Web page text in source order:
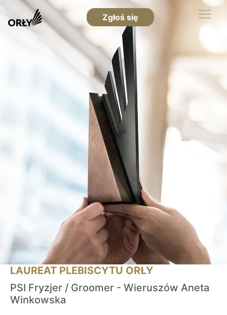
Zgłoś się
LAUREAT PLEBISCYTU ORŁY
PSI Fryzjer / Groomer - Wieruszów Aneta
Winkowska